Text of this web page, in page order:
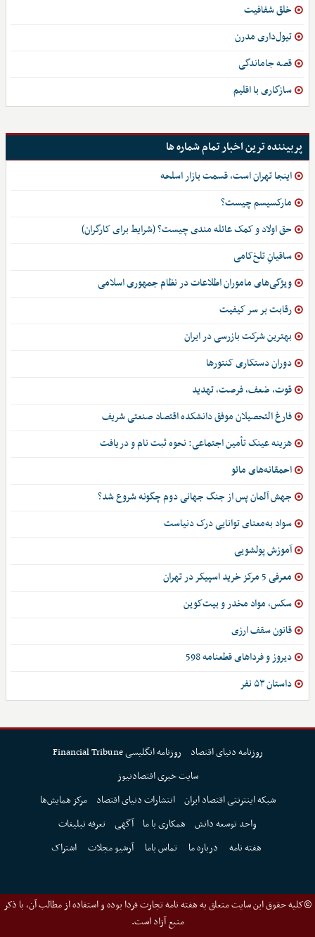
خلق شفافیت
تیول‌داری مدرن
قصه جاماندگی
سازگاری با اقلیم
پربیننده ترین اخبار تمام شماره ها
اینجا تهران است، قسمت بازار اسلحه
مارکسیسم چیست؟
حق اولاد و کمک عائله مندی چیست؟ (شرایط برای کارگران)
ساقیانِ تلخ‌کامی
ویژگی‌های ماموران اطلاعات در نظام جمهوری اسلامی
رقابت بر سر کیفیت
بهترین شرکت بازرسی در ایران
دوران دستکاری کنتورها
قوت، ضعف، فرصت، تهدید
فارغ التحصیلان موفق دانشکده اقتصاد صنعتی شریف
هزینه عینک تأمین اجتماعی: نحوه ثبت نام و دریافت
احمقانه‌های مائو
جهش آلمان پس از جنگ جهانی دوم چگونه شروع شد؟
سواد به‌معنای توانایی درک دنیاست
آموزش پولشویی
معرفی 5 مرکز خرید اسپیکر در تهران
سکس، مواد مخدر و بیت‌کوین
قانون سقف ارزی
دیروز و فرداهای قطعنامه 598
داستان ۵۳ نفر
روزنامه دنیای اقتصاد
روزنامه انگلیسی Financial Tribune
سایت خبری اقتصادنیوز
شبکه اینترنتی اقتصاد ایران انتشارات دنیای اقتصاد
مرکز همایش‌ها
واحد توسعه دانش همکاری با ما آگهی تعرفه تبلیغات
هفته نامه
درباره ما تماس باما آرشیو مجلات اشتراک
©کلیه حقوق این سایت متعلق به هفته نامه تجارت فردا بوده و استفاده از مطالب آن، با ذکر
منبع آزاد است.